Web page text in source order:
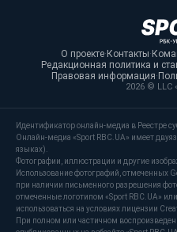
О проекте·Контакты·
Редакционная политика и
Правовая информация·
2026 © LLC
Идентификатор онлайн-медиа в Реестре
Онлайн-медиа «Sport RBC.UA» имеет
языках).
Фотографии, иллюстрации и другие
Использование фотографий, отмеченных
при наличии письменного разрешения
отмеченные логотипом «Sport RBC.UA»
использоваться на условиях лицензии
При полном или частичном